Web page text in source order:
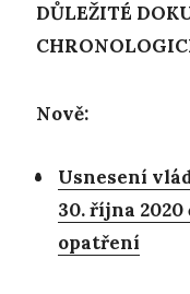
DŮLEŽITÉ
Nově:
Usnesení
30. října 2020
opatření